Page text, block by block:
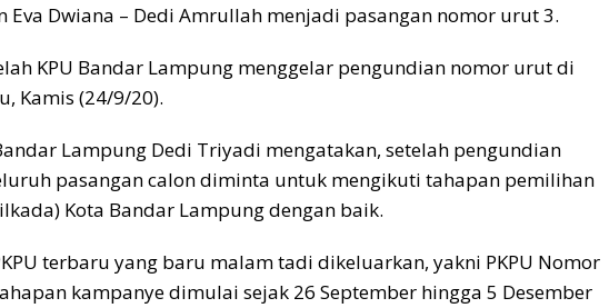
Eva Dwiana – Dedi Amrullah menjadi pasangan nomor urut 3.
KPU Bandar Lampung menggelar pengundian nomor urut di
Kamis (24/9/20).
Lampung Dedi Triyadi mengatakan, setelah pengundian
pasangan calon diminta untuk mengikuti tahapan pemilihan
Kota Bandar Lampung dengan baik.
terbaru yang baru malam tadi dikeluarkan, yakni PKPU Nomor
kampanye dimulai sejak 26 September hingga 5 Desember